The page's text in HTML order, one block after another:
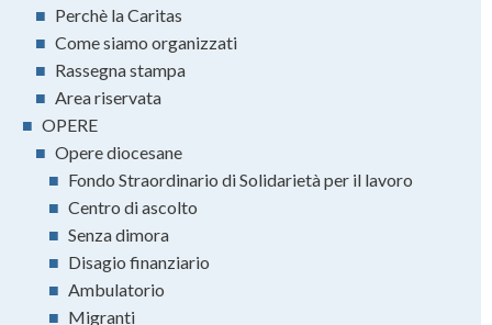
■ Perchè la Caritas
■ Come siamo organizzati
■ Rassegna stampa
■ Area riservata
■ OPERE
■ Opere diocesane
■ Fondo Straordinario di Solidarietà per il lavoro
■ Centro di ascolto
■ Senza dimora
■ Disagio finanziario
■ Ambulatorio
■ Migranti